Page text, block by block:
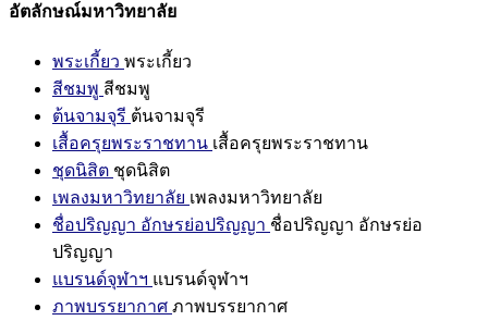
อัตลักษณ์มหาวิทยาลัย
พระเกี้ยว พระเกี้ยว
สีชมพู สีชมพู
ต้นจามจุรี ต้นจามจุรี
เสื้อครุยพระราชทาน เสื้อครุยพระราชทาน
ชุดนิสิต ชุดนิสิต
เพลงมหาวิทยาลัย เพลงมหาวิทยาลัย
ชื่อปริญญา อักษรย่อปริญญา ชื่อปริญญา อักษรย่อ
ปริญญา
แบรนด์จุฬาฯ แบรนด์จุฬาฯ
ภาพบรรยากาศ ภาพบรรยากาศ